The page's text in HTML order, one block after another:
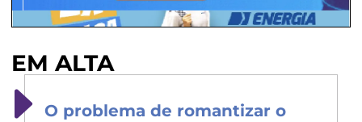
EM ALTA
O problema de romantizar o